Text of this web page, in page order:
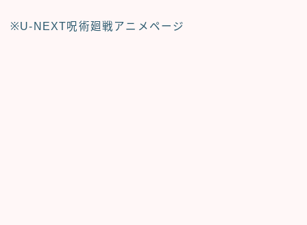
※U-NEXT呪術廻戦アニメページ